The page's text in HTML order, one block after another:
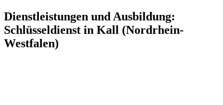
Dienstleistungen und Ausbildung:
Schlüsseldienst in Kall (Nordrhein-
Westfalen)